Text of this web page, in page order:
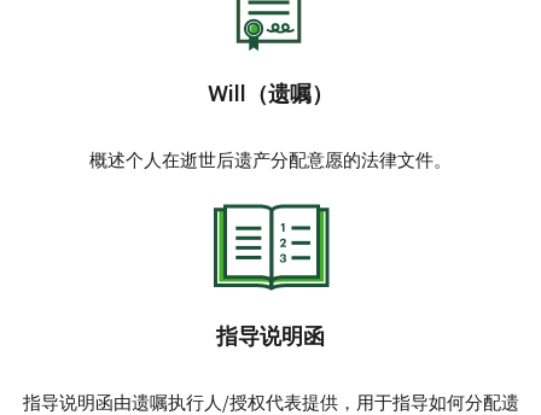
Will（遗嘱）
概述个人在逝世后遗产分配意愿的法律文件。
指导说明函
指导说明函由遗嘱执行人/授权代表提供，用于指导如何分配遗